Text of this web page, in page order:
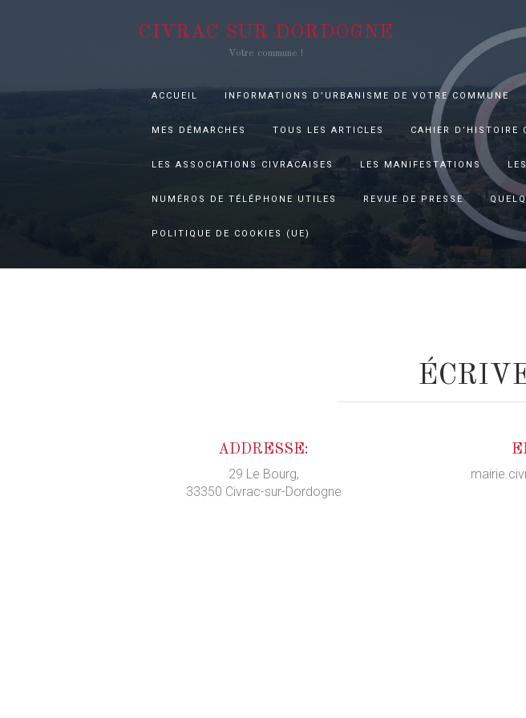
CIVRAC SUR DORDOGNE
Votre commune !
ACCUEIL INFORMATIONS D’URBANISME DE VOTRE COMMUNE
MES DÉMARCHES TOUS LES ARTICLES CAHIER D’HISTOIRE
LES ASSOCIATIONS CIVRACAISES LES MANIFESTATIONS
NUMÉROS DE TÉLÉPHONE UTILES REVUE DE PRESSE
POLITIQUE DE COOKIES (UE)
ADDRESSE:
29 Le Bourg,
33350 Civrac-sur-Dordogne